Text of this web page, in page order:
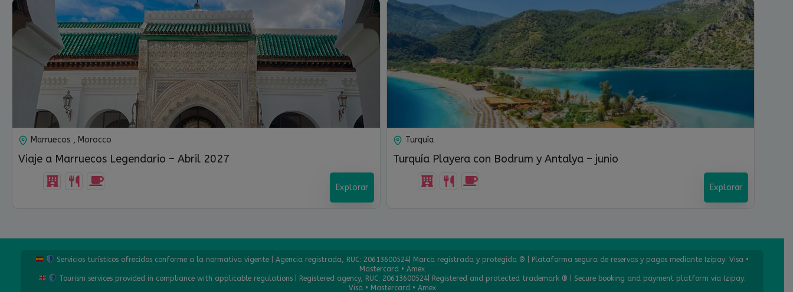
USD $1,950.00
12 Días-11 Noches
Marruecos , Morocco
Viaje a Marruecos Legendario – Abril 2027
Explorar
12 Días-12 Noches
Turquía
Turquía Playera con Bodrum y Antalya – junio
Explorar
Servicios turísticos ofrecidos conforme a la normativa vigente | Agencia registrada, RUC: 20613600524| Marca registrada y protegida ® | Plataforma segura de reservas y pagos mediante Izipay: Visa •
Mastercard • Amex
Tourism services provided in compliance with applicable regulations | Registered agency, RUC: 20613600524| Registered and protected trademark ® | Secure booking and payment platform via Izipay:
Visa • Mastercard • Amex